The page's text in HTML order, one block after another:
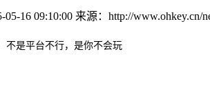
16 09:10:00 来源：http://www.ohkey.cn/
不是平台不行，是你不会玩